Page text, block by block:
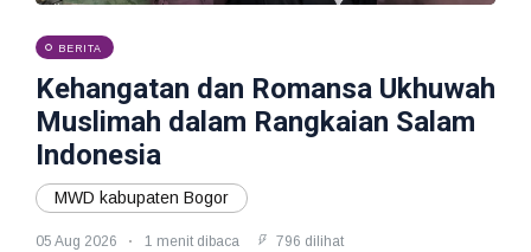
BERITA
Kehangatan dan Romansa Ukhuwah
Muslimah dalam Rangkaian Salam
Indonesia
MWD kabupaten Bogor
05 Aug 2026 1 menit dibaca 796 dilihat